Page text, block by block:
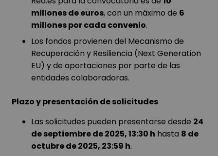
millones de euros, con un máximo de 6
millones por cada convenio.
Los fondos provienen del Mecanismo de
Recuperación y Resiliencia (Next Generation
EU) y de aportaciones por parte de las
entidades colaboradoras.
Plazo y presentación de solicitudes
Las solicitudes pueden presentarse desde 24
de septiembre de 2025, 13:30 h hasta 8 de
octubre de 2025, 23:59 h.